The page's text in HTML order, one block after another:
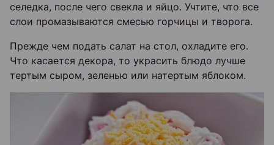
селедка, после чего свекла и яйцо. Учтите, что все
слои промазываются смесью горчицы и творога.
Прежде чем подать салат на стол, охладите его.
Что касается декора, то украсить блюдо лучше
тертым сыром, зеленью или натертым яблоком.